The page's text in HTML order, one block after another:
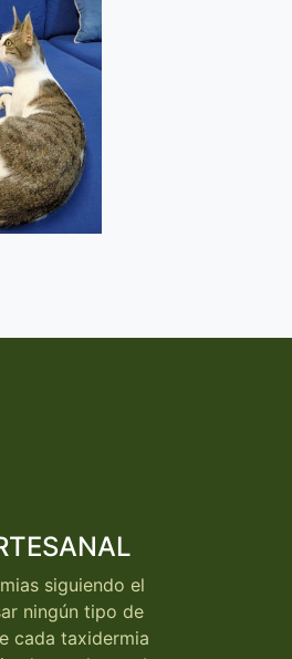
siguiendo el
ningún tipo de
cada taxidermia